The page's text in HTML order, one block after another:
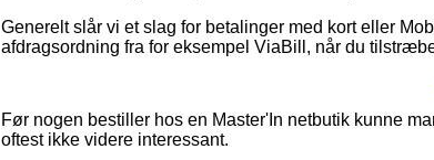
Generelt slår vi et slag for betalinger med kort eller
afdragsordning fra for eksempel ViaBill, når du
Før nogen bestiller hos en Master'In netbutik kunne
oftest ikke videre interessant.